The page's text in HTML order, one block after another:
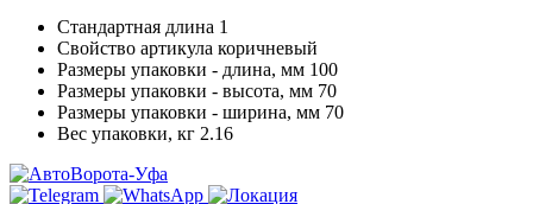
Стандартная длина 1
Свойство артикула коричневый
Размеры упаковки - длина, мм 100
Размеры упаковки - высота, мм 70
Размеры упаковки - ширина, мм 70
Вес упаковки, кг 2.16